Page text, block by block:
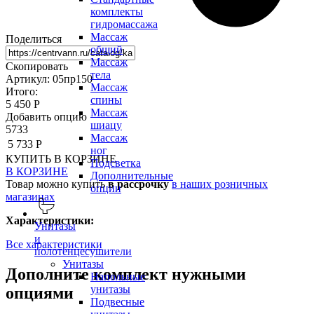
комплекты
гидромассажа
Массаж
общий
Массаж
тела
Массаж
спины
Массаж
шиацу
Массаж
ног
Подсветка
Дополнительные
опции
Унитазы
и
полотенцесушители
Унитазы
Напольные
унитазы
Подвесные
Поделиться
Скопировать
Артикул: 05пр150
Итого:
5 450 Р
Добавить опцию
5733
5 733 Р
КУПИТЬ В КОРЗИНЕ
В КОРЗИНЕ
Товар можно купитьв рассрочку в наших розничных
магазинах
Характеристики:
Все характеристики
Дополните комплект нужными
опциями